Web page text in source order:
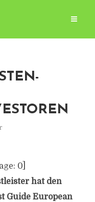
0]
hat den
Guide European